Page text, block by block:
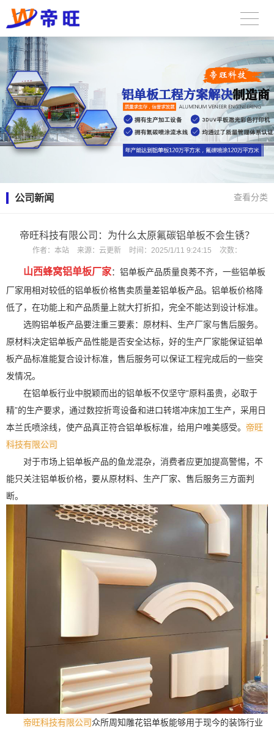
公司新闻 查看分类
帝旺科技有限公司：为什么太原氟碳铝单板不会生锈？
作者： 本站 来源： 云更新 时间： 2025/1/11 9:24:15 次数：
山西蜂窝铝单板厂家：铝单板产品质量良莠不齐，一些铝单板
厂家用相对较低的铝单板价格售卖质量差铝单板产品。铝单板价格降
低了，在功能上和产品质量上就大打折扣，完全不能达到设计标准。
选购铝单板产品要注重三要素：原材料、生产厂家与售后服务。
原材料决定铝单板产品性能是否安全达标，好的生产厂家能保证铝单
板产品标准能复合设计标准，售后服务可以保证工程完成后的一些突
发情况。
在铝单板行业中脱颖而出的铝单板不仅坚守“原料虽贵，必取于
精”的生产要求，通过数控折弯设备和进口转塔冲床加工生产，采用日
本兰氏喷涂线，使产品真正符合铝单板标准，给用户唯美感受。 帝旺
科技有限公司
对于市场上铝单板产品的鱼龙混杂，消费者应更加提高警惕，不
能只关注铝单板价格，要从原材料、生产厂家、售后服务三方面判
断。
帝旺科技有限公司众所周知雕花铝单板能够用于现今的装饰行业